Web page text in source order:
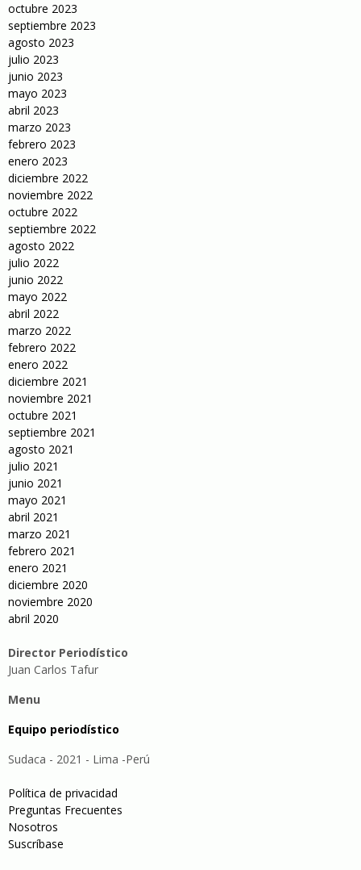
octubre 2023
septiembre 2023
agosto 2023
julio 2023
junio 2023
mayo 2023
abril 2023
marzo 2023
febrero 2023
enero 2023
diciembre 2022
noviembre 2022
octubre 2022
septiembre 2022
agosto 2022
julio 2022
junio 2022
mayo 2022
abril 2022
marzo 2022
febrero 2022
enero 2022
diciembre 2021
noviembre 2021
octubre 2021
septiembre 2021
agosto 2021
julio 2021
junio 2021
mayo 2021
abril 2021
marzo 2021
febrero 2021
enero 2021
diciembre 2020
noviembre 2020
abril 2020
Director Periodístico
Juan Carlos Tafur
Menu
Equipo periodístico
Sudaca - 2021 - Lima -Perú
Política de privacidad
Preguntas Frecuentes
Nosotros
Suscríbase